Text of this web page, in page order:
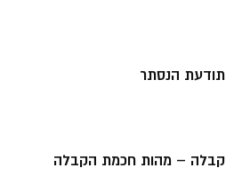
תודעת הנסתר
קבלה – מהות חכמת הקבלה